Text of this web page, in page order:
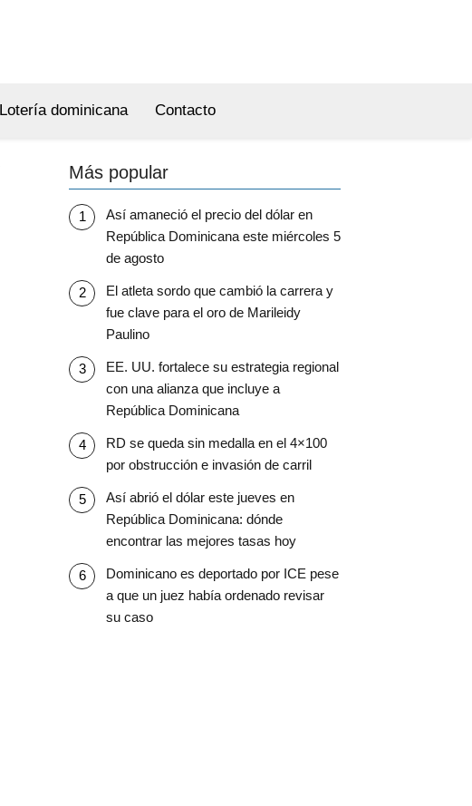
Lotería dominicana Contacto
Más popular
Así amaneció el precio del dólar en
República Dominicana este miércoles 5
de agosto
El atleta sordo que cambió la carrera y
fue clave para el oro de Marileidy
Paulino
EE. UU. fortalece su estrategia regional
con una alianza que incluye a
República Dominicana
RD se queda sin medalla en el 4×100
por obstrucción e invasión de carril
Así abrió el dólar este jueves en
República Dominicana: dónde
encontrar las mejores tasas hoy
Dominicano es deportado por ICE pese
a que un juez había ordenado revisar
su caso